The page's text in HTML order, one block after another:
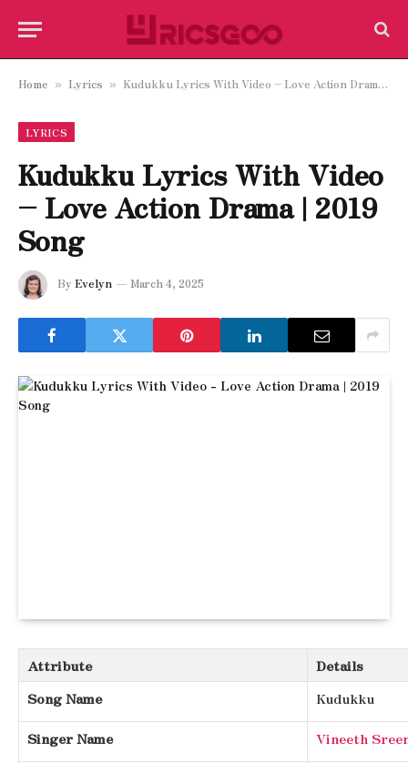
Home » Lyrics » Kudukku Lyrics With Video – Love Action Drama | 2019 Song
LYRICS
Kudukku Lyrics With Video
– Love Action Drama | 2019
Song
By Evelyn March 4, 2025
Attribute
Details
Song Name
Kudukku
Singer Name Vineeth